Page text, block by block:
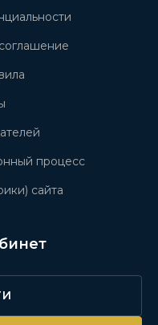
процесс
сайта